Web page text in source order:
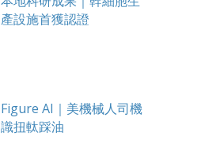
產設施首獲認證
Figure AI｜美機械人司機
識扭軚踩油